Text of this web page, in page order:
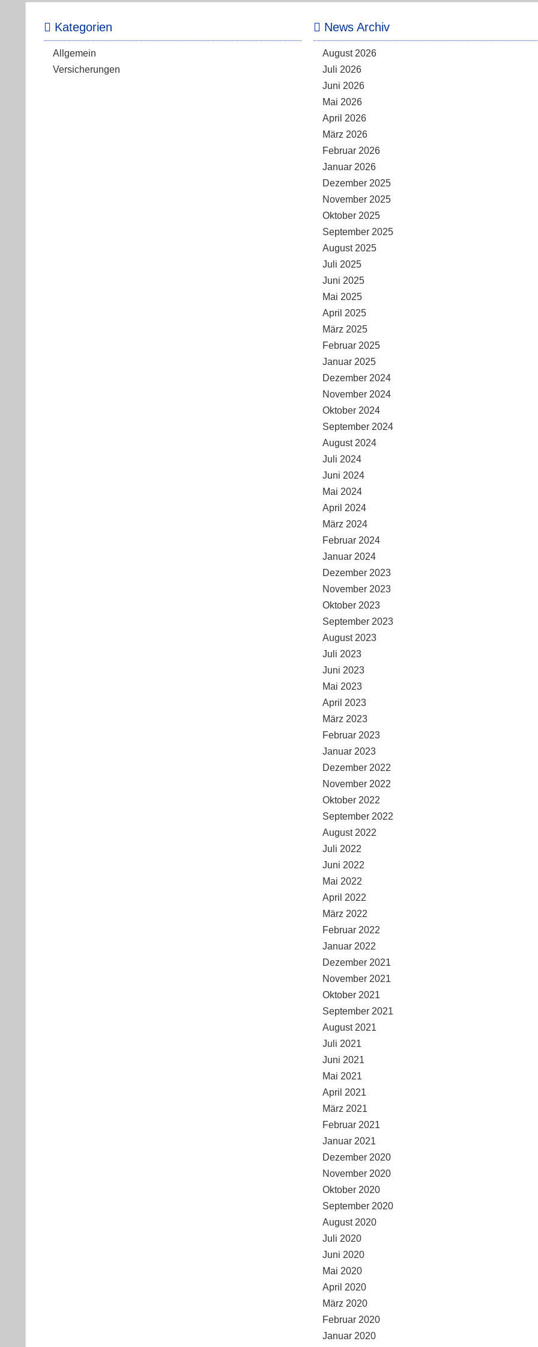
Kategorien
Allgemein
Versicherungen
News Archiv
August 2026
Juli 2026
Juni 2026
Mai 2026
April 2026
März 2026
Februar 2026
Januar 2026
Dezember 2025
November 2025
Oktober 2025
September 2025
August 2025
Juli 2025
Juni 2025
Mai 2025
April 2025
März 2025
Februar 2025
Januar 2025
Dezember 2024
November 2024
Oktober 2024
September 2024
August 2024
Juli 2024
Juni 2024
Mai 2024
April 2024
März 2024
Februar 2024
Januar 2024
Dezember 2023
November 2023
Oktober 2023
September 2023
August 2023
Juli 2023
Juni 2023
Mai 2023
April 2023
März 2023
Februar 2023
Januar 2023
Dezember 2022
November 2022
Oktober 2022
September 2022
August 2022
Juli 2022
Juni 2022
Mai 2022
April 2022
März 2022
Februar 2022
Januar 2022
Dezember 2021
November 2021
Oktober 2021
September 2021
August 2021
Juli 2021
Juni 2021
Mai 2021
April 2021
März 2021
Februar 2021
Januar 2021
Dezember 2020
November 2020
Oktober 2020
September 2020
August 2020
Juli 2020
Juni 2020
Mai 2020
April 2020
März 2020
Februar 2020
Januar 2020